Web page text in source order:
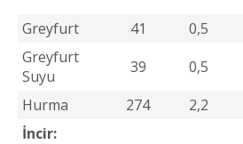
Greyfurt 41 0,5
Greyfurt
Suyu
39 0,5
Hurma
274 2,2
İncir: